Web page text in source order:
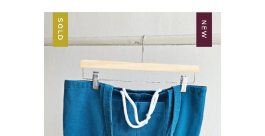
SOLD NEW